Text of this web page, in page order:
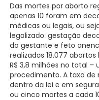
Das mortes por aborto
apenas 10 foram em
médicas ou legais, ou
legalizado: gestação
da gestante e feto
realizados 18.077
R$ 3,8 milhões no total –
procedimento. A taxa de
dentro da lei e em
ou cinco mortes a cada